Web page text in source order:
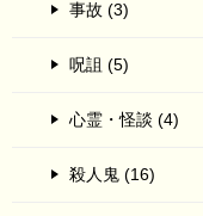
事故 (3)
呪詛 (5)
心霊・怪談 (4)
殺人鬼 (16)